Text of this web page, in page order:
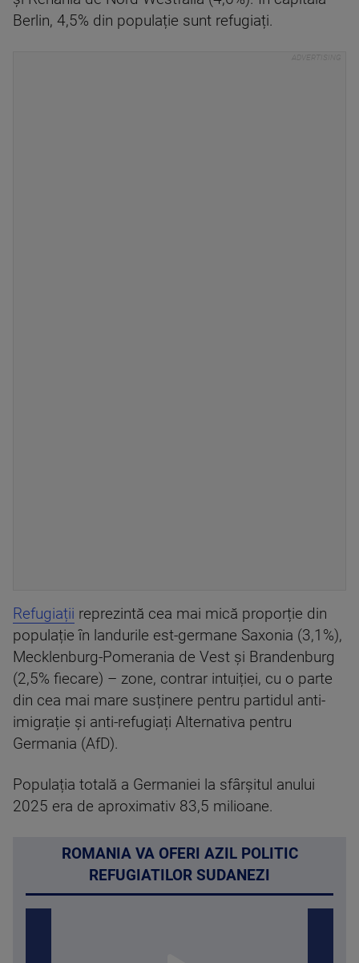
Berlin, 4,5% din populație sunt refugiați.
Refugiații reprezintă cea mai mică proporție din
populație în landurile est-germane Saxonia (3,1%),
Mecklenburg-Pomerania de Vest și Brandenburg
(2,5% fiecare) – zone, contrar intuiției, cu o parte
din cea mai mare susținere pentru partidul anti-
imigrație și anti-refugiați Alternativa pentru
Germania (AfD).
Populația totală a Germaniei la sfârșitul anului
2025 era de aproximativ 83,5 milioane.
ROMANIA VA OFERI AZIL POLITIC
REFUGIATILOR SUDANEZI